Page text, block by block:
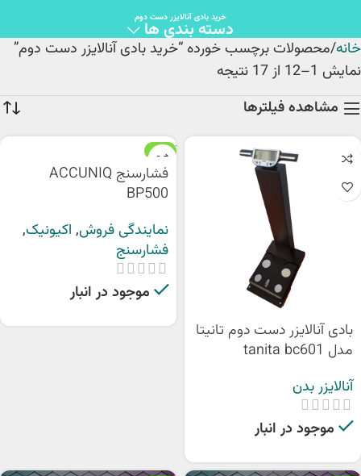
خرید بادی آنالایزر دست دوم
دسته بندی ها
خانه محصولات برچسب خورده “خرید بادی آنالایزر دست دوم”
نمایش 1–12 از 17 نتیجه
مشاهده فیلترها
بادی آنالایزر دست دوم تانیتا
مدل tanita bc601
آنالایزر بدن
موجود در انبار
ویژه
فشارسنج ACCUNIQ
BP500
نمایندگی فروش, اکیونیک,
فشارسنج
موجود در انبار